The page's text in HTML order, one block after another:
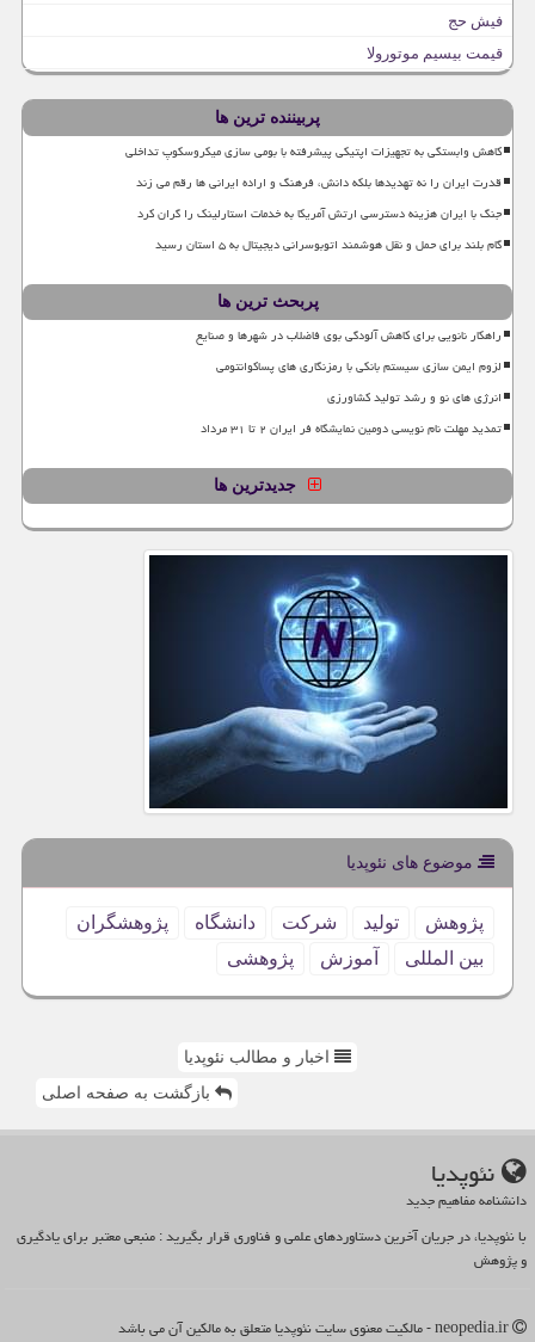
فیش حج
قیمت بیسیم موتورولا
پربیننده ترین ها
کاهش وابستگی به تجهیزات اپتیکی پیشرفته با بومی سازی میکروسکوپ تداخلی
قدرت ایران را نه تهدیدها بلکه دانش، فرهنگ و اراده ایرانی ها رقم می زند
جنگ با ایران هزینه دسترسی ارتش آمریکا به خدمات استارلینک را گران کرد
گام بلند برای حمل و نقل هوشمند اتوبوسرانی دیجیتال به ۵ استان رسید
پربحث ترین ها
راهکار نانویی برای کاهش آلودگی بوی فاضلاب در شهرها و صنایع
لزوم ایمن سازی سیستم بانکی با رمزنگاری های پساکوانتومی
انرژی های نو و رشد تولید کشاورزی
تمدید مهلت نام نویسی دومین نمایشگاه فر ایران ۲ تا ۳۱ مرداد
جدیدترین ها
موضوع های نئوپدیا
پژوهش تولید شركت دانشگاه
پژوهشگران
بین المللی
آموزش پژوهشی
اخبار و مطالب نئوپدیا
بازگشت به صفحه اصلی
نئوپدیا
دانشنامه مفاهیم جدید
با نئوپدیا، در جریان آخرین دستاوردهای علمی و فناوری قرار بگیرید : منبعی معتبر برای یادگیری
و پژوهش